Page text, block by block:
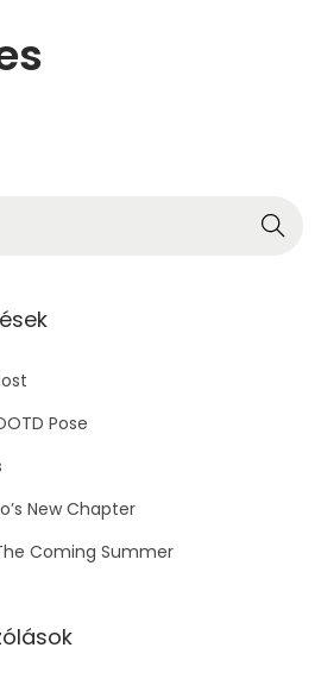
Pose
New Chapter
Coming Summer